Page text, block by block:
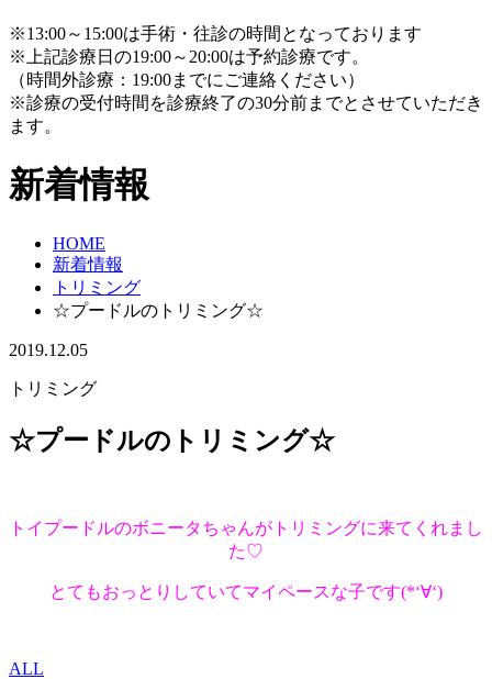
※13:00～15:00は手術・往診の時間となっております
※上記診療日の19:00～20:00は予約診療です。
（時間外診療：19:00までにご連絡ください）
※診療の受付時間を診療終了の30分前までとさせていただき
ます。
新着情報
HOME
新着情報
トリミング
☆プードルのトリミング☆
2019.12.05
トリミング
☆プードルのトリミング☆
トイプードルのボニータちゃんがトリミングに来てくれまし
た♡
とてもおっとりしていてマイペースな子です(*‘∀‘)
ALL